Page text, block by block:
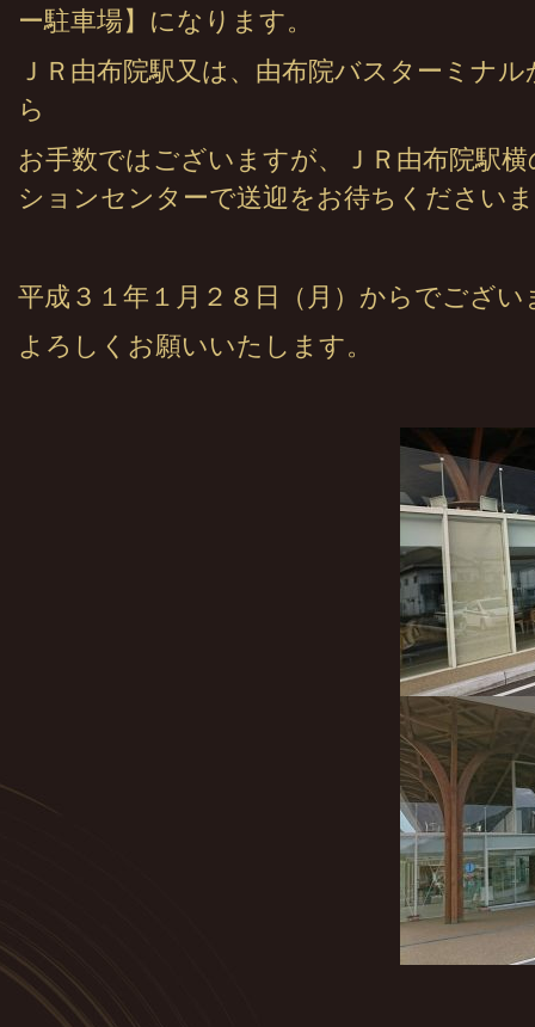
ー駐車場】になります。
ＪＲ由布院駅又は、由布院バスターミナ
ら
お手数ではございますが、ＪＲ由布院駅
ションセンターで送迎をお待ちください
平成３１年１月２８日（月）からでござい
よろしくお願いいたします。